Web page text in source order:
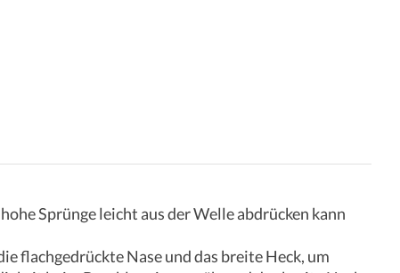
Sprünge leicht aus der Welle abdrücken kann
flachgedrückte Nase und das breite Heck, um